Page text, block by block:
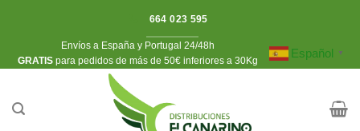
664 023 595
Envíos a España y Portugal 24/48h
​GRATIS para pedidos de más de 50€ inferiores a 30Kg
Español ▼